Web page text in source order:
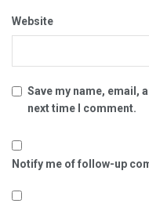
Website
Save my name, email,
next time I comment.
Notify me of follow-up